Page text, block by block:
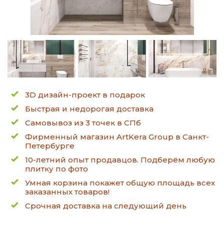
3D дизайн-проект в подарок
Быстрая и недорогая доставка
Самовывоз из 3 точек в СПб
Фирменный магазин ArtKera Group в Санкт-
Петербурге
10-летний опыт продавцов. Подберём любую
плитку по фото
Умная корзина покажет общую площадь всех
заказанных товаров!
Срочная доставка на следующий день